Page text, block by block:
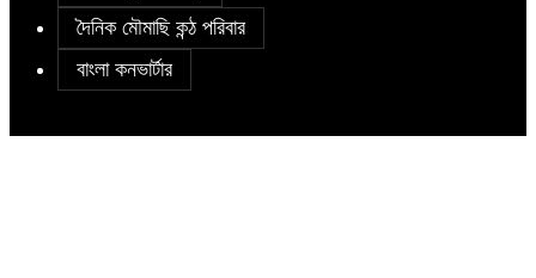
দৈনিক মৌমাছি কন্ঠ পরিবার
বাংলা কনভার্টার